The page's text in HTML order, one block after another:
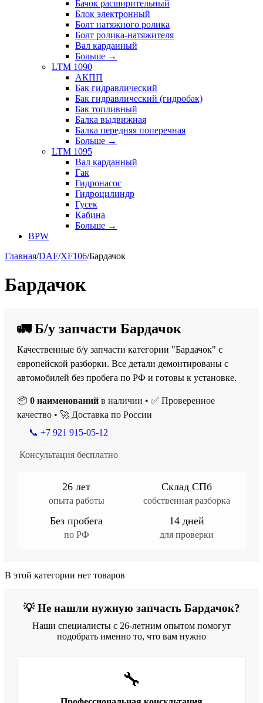
Бачок расширительный
Блок электронный
Болт натяжного ролика
Болт ролика-натяжителя
Вал карданный
Больше →
LTM 1090
АКПП
Бак гидравлический
Бак гидравлический (гидробак)
Бак топливный
Балка выдвижная
Балка передняя поперечная
Больше →
LTM 1095
Вал карданный
Гак
Гидронасос
Гидроцилиндр
Гусек
Кабина
Больше →
BPW
Главная/DAF/XF106/Бардачок
Бардачок
🚛 Б/у запчасти Бардачок
Качественные б/у запчасти категории "Бардачок" с
европейской разборки. Все детали демонтированы с
автомобилей без пробега по РФ и готовы к установке.
📦 0 наименований в наличии • ✅ Проверенное
качество • 🚀 Доставка по России
📞 +7 921 915-05-12
Консультация бесплатно
26 лет
опыта работы
Склад СПб
собственная разборка
Без пробега
по РФ
14 дней
для проверки
В этой категории нет товаров
💡 Не нашли нужную запчасть Бардачок?
Наши специалисты с 26-летним опытом помогут
подобрать именно то, что вам нужно
🔧